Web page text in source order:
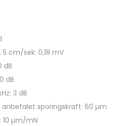
cm/sek: 0,18 mV
dB
dB
3 dB
anbefalet sporingskraft: 60 µm
10 µm/mN